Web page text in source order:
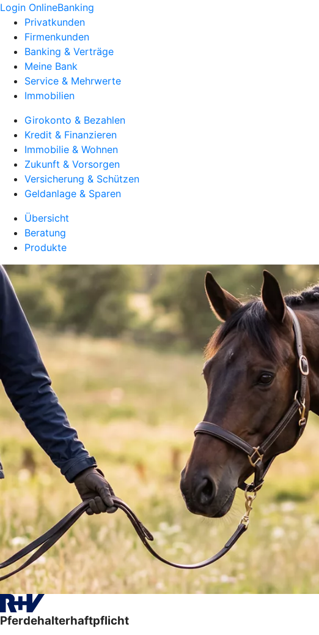
Login OnlineBanking
Privatkunden
Firmenkunden
Banking & Verträge
Meine Bank
Service & Mehrwerte
Immobilien
Girokonto & Bezahlen
Kredit & Finanzieren
Immobilie & Wohnen
Zukunft & Vorsorgen
Versicherung & Schützen
Geldanlage & Sparen
Übersicht
Beratung
Produkte
Pferdehalterhaftpflicht